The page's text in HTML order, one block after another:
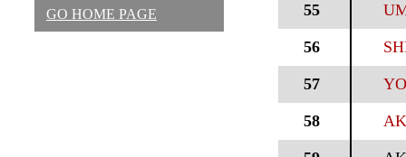
GO HOME PAGE 55
56
57
58